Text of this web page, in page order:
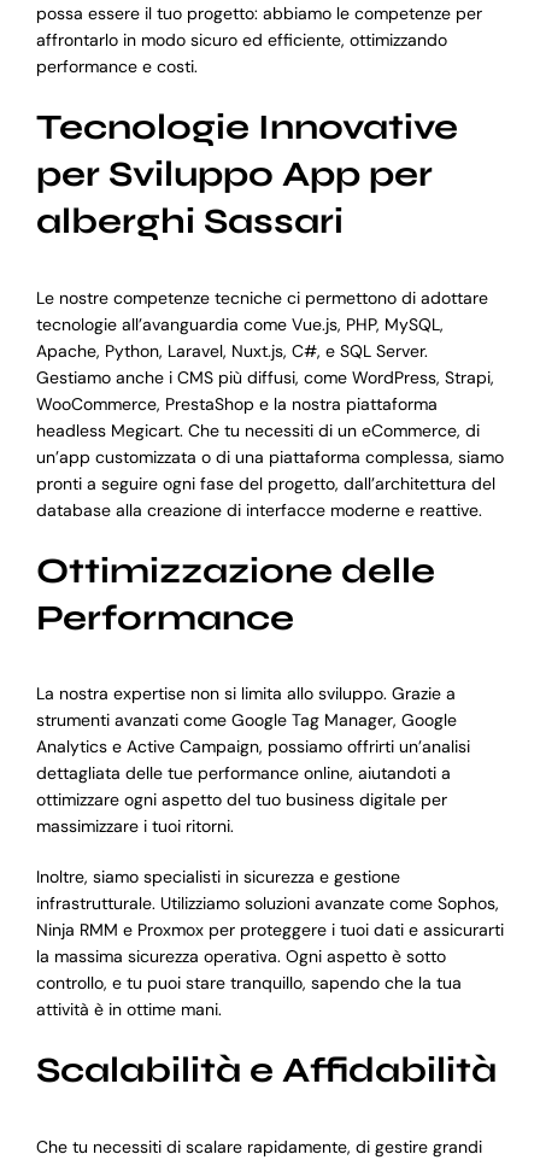
possa essere il tuo progetto: abbiamo le competenze per
affrontarlo in modo sicuro ed efficiente, ottimizzando
performance e costi.
Tecnologie Innovative
per Sviluppo App per
alberghi Sassari
Le nostre competenze tecniche ci permettono di adottare
tecnologie all’avanguardia come Vue.js, PHP, MySQL,
Apache, Python, Laravel, Nuxt.js, C#, e SQL Server.
Gestiamo anche i CMS più diffusi, come WordPress, Strapi,
WooCommerce, PrestaShop e la nostra piattaforma
headless Megicart. Che tu necessiti di un eCommerce, di
un’app customizzata o di una piattaforma complessa, siamo
pronti a seguire ogni fase del progetto, dall’architettura del
database alla creazione di interfacce moderne e reattive.
Ottimizzazione delle
Performance
La nostra expertise non si limita allo sviluppo. Grazie a
strumenti avanzati come Google Tag Manager, Google
Analytics e Active Campaign, possiamo offrirti un’analisi
dettagliata delle tue performance online, aiutandoti a
ottimizzare ogni aspetto del tuo business digitale per
massimizzare i tuoi ritorni.
Inoltre, siamo specialisti in sicurezza e gestione
infrastrutturale. Utilizziamo soluzioni avanzate come Sophos,
Ninja RMM e Proxmox per proteggere i tuoi dati e assicurarti
la massima sicurezza operativa. Ogni aspetto è sotto
controllo, e tu puoi stare tranquillo, sapendo che la tua
attività è in ottime mani.
Scalabilità e Affidabilità
Che tu necessiti di scalare rapidamente, di gestire grandi